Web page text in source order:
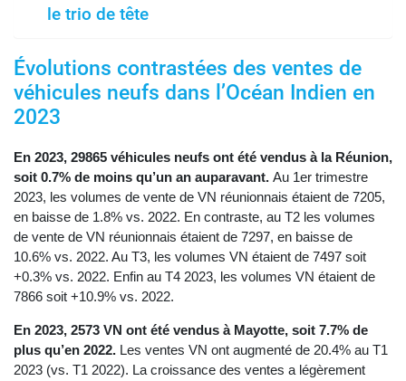
le trio de tête
Évolutions contrastées des ventes de
véhicules neufs dans l’Océan Indien en
2023
En 2023, 29865 véhicules neufs ont été vendus à la Réunion,
soit 0.7% de moins qu’un an auparavant. Au 1er trimestre
2023, les volumes de vente de VN réunionnais étaient de 7205,
en baisse de 1.8% vs. 2022. En contraste, au T2 les volumes
de vente de VN réunionnais étaient de 7297, en baisse de
10.6% vs. 2022. Au T3, les volumes VN étaient de 7497 soit
+0.3% vs. 2022. Enfin au T4 2023, les volumes VN étaient de
7866 soit +10.9% vs. 2022.
En 2023, 2573 VN ont été vendus à Mayotte, soit 7.7% de
plus qu’en 2022. Les ventes VN ont augmenté de 20.4% au T1
2023 (vs. T1 2022). La croissance des ventes a légèrement